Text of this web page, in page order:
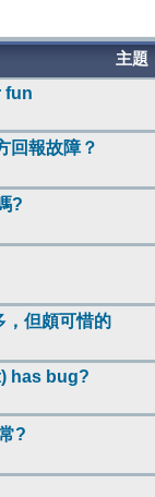
主題
fun
回報故障？
?
但頗可惜的
has bug?
?